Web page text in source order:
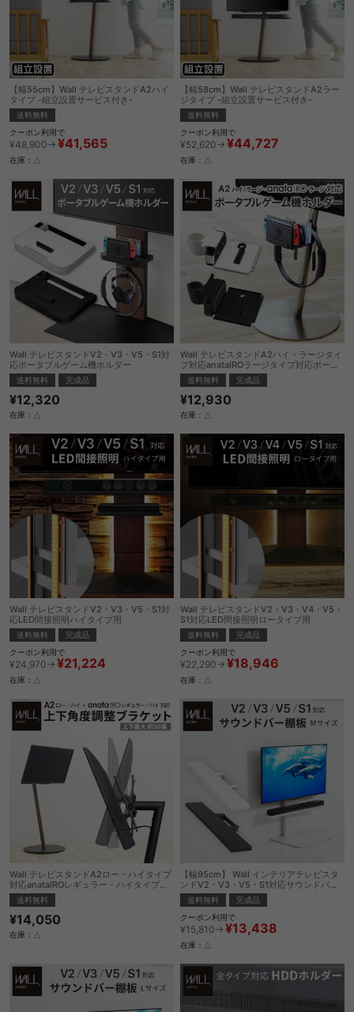
【幅55cm】Wall テレビスタンドA2ハイ
タイプ -組立設置サービス付き-
送料無料
クーポン利用で
¥48,900→ ¥41,565
在庫：△
【幅58cm】Wall テレビスタンドA2ラー
ジタイプ -組立設置サービス付き-
送料無料
クーポン利用で
¥52,620→ ¥44,727
在庫：△
Wall テレビスタンドV2・V3・V5・S1対
応ポータブルゲーム機ホルダー
送料無料 完成品
¥12,320
在庫：△
Wall テレビスタンドA2ハイ・ラージタイ
プ対応anataIROラージタイプ対応ポータ
ブルゲーム機ホルダー
送料無料 完成品
¥12,930
在庫：△
Wall テレビスタンドV2・V3・V5・S1対
応LED間接照明ハイタイプ用
送料無料
完成品
クーポン利用で
¥24,970→ ¥21,224
在庫：△
Wall テレビスタンドV2・V3・V4・V5・
S1対応LED間接照明ロータイプ用
送料無料
完成品
クーポン利用で
¥22,290→ ¥18,946
在庫：△
Wall テレビスタンドA2ロー・ハイタイプ
対応anataIROレギュラー・ハイタイプ対
応上下角度調整ブランケット
送料無料
¥14,050
在庫：△
【幅95cm】 Wall インテリアテレビスタ
ンドV2・V3・V5・S1対応サウンドバー
棚板Mサイズ
送料無料
完成品
クーポン利用で
¥15,810→ ¥13,438
在庫：△